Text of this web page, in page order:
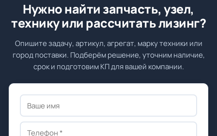
Нужно найти запчасть, узел,
технику или рассчитать лизинг?
Опишите задачу, артикул, агрегат, марку техники или
город поставки. Подберём решение, уточним наличие,
срок и подготовим КП для вашей компании.